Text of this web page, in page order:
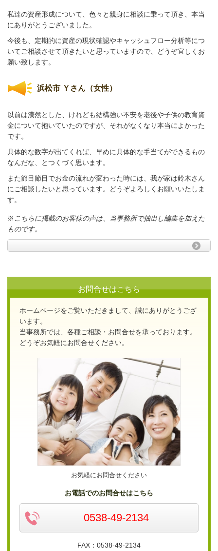
私達の資産形成について、色々と親身に相談に乗って頂き、本当
にありがとうございました。
今後も、定期的に資産の現状確認やキャッシュフロー分析等につ
いてご相談させて頂きたいと思っていますので、どうぞ宜しくお
願い致します。
浜松市 Ｙさん（女性）
以前は漠然とした、けれども結構強い不安を老後や子供の教育資
金について抱いていたのですが、それがなくなり本当によかった
です。
具体的な数字が出てくれば、早めに具体的な手当てができるもの
なんだな、とつくづく思います。
また節目節目でお金の流れが変わった時には、我が家は鈴木さん
にご相談したいと思っています。どうぞよろしくお願いいたしま
す。
※ こちらに掲載のお客様の声は、当事務所で抽出し編集を加えた
ものです。
お問合せはこちら
ホームページをご覧いただきまして、誠にありがとうござ
います。
当事務所では、各種ご相談・お問合せを承っております。
どうぞお気軽にお問合せください。
お気軽にお問合せください
お電話でのお問合せはこちら
0538-49-2134
FAX：0538-49-2134